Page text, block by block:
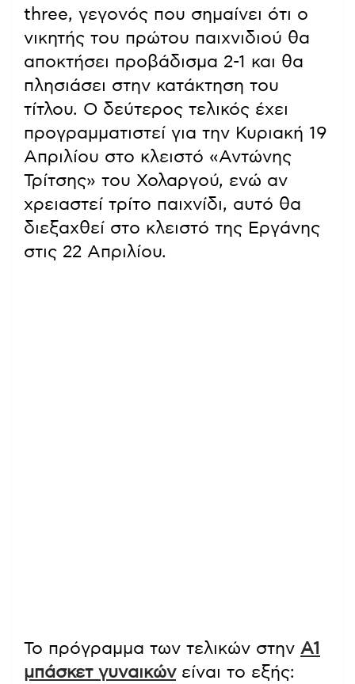
three, γεγονός που σημαίνει ότι ο
νικητής του πρώτου παιχνιδιού θα
αποκτήσει προβάδισμα 2-1 και θα
πλησιάσει στην κατάκτηση του
τίτλου. Ο δεύτερος τελικός έχει
προγραμματιστεί για την Κυριακή 19
Απριλίου στο κλειστό «Αντώνης
Τρίτσης» του Χολαργού, ενώ αν
χρειαστεί τρίτο παιχνίδι, αυτό θα
διεξαχθεί στο κλειστό της Εργάνης
στις 22 Απριλίου.
Το πρόγραμμα των τελικών στην Α1
μπάσκετ γυναικώνείναι το εξής: